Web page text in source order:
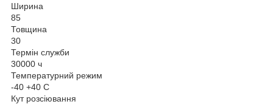
Ширина
85
Товщина
30
Термін служби
30000 ч
Температурний режим
-40 +40 C
Кут розсіювання